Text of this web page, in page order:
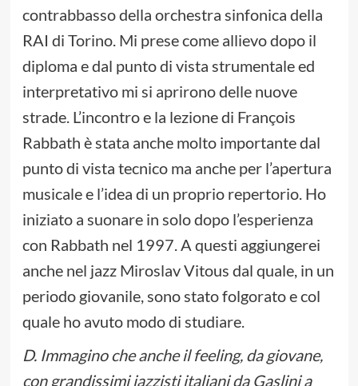
contrabbasso della orchestra sinfonica della
RAI di Torino. Mi prese come allievo dopo il
diploma e dal punto di vista strumentale ed
interpretativo mi si aprirono delle nuove
strade. L’incontro e la lezione di François
Rabbath è stata anche molto importante dal
punto di vista tecnico ma anche per l’apertura
musicale e l’idea di un proprio repertorio. Ho
iniziato a suonare in solo dopo l’esperienza
con Rabbath nel 1997. A questi aggiungerei
anche nel jazz Miroslav Vitous dal quale, in un
periodo giovanile, sono stato folgorato e col
quale ho avuto modo di studiare.
D. Immagino che anche il feeling, da giovane,
con grandissimi jazzisti italiani da Gaslini a